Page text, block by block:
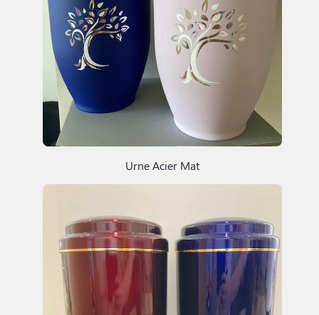
Urne Acier Mat